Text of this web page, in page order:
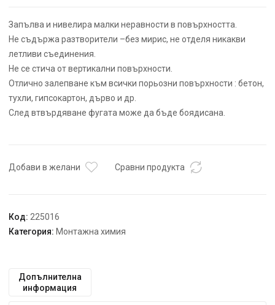
Запълва и нивелира малки неравности в повърхността.
Не съдържа разтворители –без мирис, не отделя никакви
летливи съединения.
Не се стича от вертикални повърхности.
Отлично залепване към всички порьозни повърхности : бетон,
тухли, гипсокартон, дърво и др.
След втвърдяване фугата може да бъде боядисана.
Добави в желани Сравни продукта
Код: 225016
Категория: Монтажна химия
Допълнителна
информация